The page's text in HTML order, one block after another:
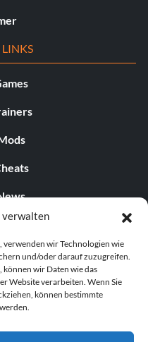
verwalten
verwenden wir Technologien wie
und/oder darauf zuzugreifen.
können wir Daten wie das
Website verarbeiten. Wenn Sie
können bestimmte
Games